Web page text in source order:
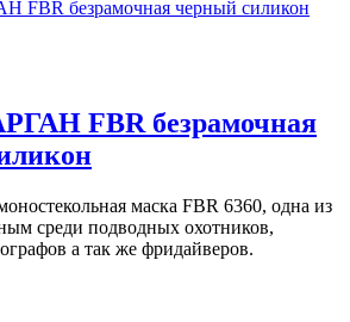
FBR безрамочная
маска FBR 6360, одна из
среди подводных охотников,
а так же фридайверов.